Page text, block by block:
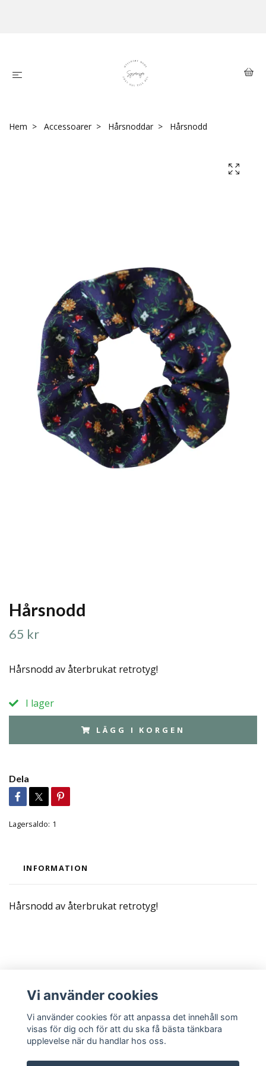
Hem Accessoarer Hårsnoddar Hårsnodd
Hårsnodd
65 kr
Hårsnodd av återbrukat retrotyg!
I lager
LÄGG I KORGEN
Dela
Lagersaldo: 1
INFORMATION
Hårsnodd av återbrukat retrotyg!
Sociala medier
Vi använder cookies
Vi använder cookies för att anpassa det innehåll som
visas för dig och för att du ska få bästa tänkbara
upplevelse när du handlar hos oss.